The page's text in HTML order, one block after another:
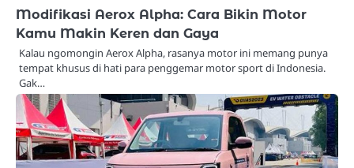
Modifikasi Aerox Alpha: Cara Bikin Motor
Kamu Makin Keren dan Gaya
Kalau ngomongin Aerox Alpha, rasanya motor ini memang punya
tempat khusus di hati para penggemar motor sport di Indonesia.
Gak…